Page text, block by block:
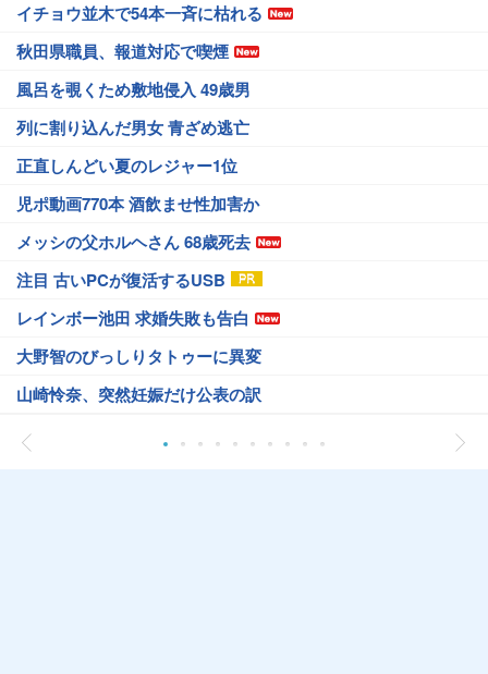
イチョウ並木で54本一斉に枯れる
秋田県職員、報道対応で喫煙
風呂を覗くため敷地侵入 49歳男
列に割り込んだ男女 青ざめ逃亡
正直しんどい夏のレジャー1位
児ポ動画770本 酒飲ませ性加害か
メッシの父ホルヘさん 68歳死去
注目 古いPCが復活するUSB
レインボー池田 求婚失敗も告白
大野智のびっしりタトゥーに異変
山崎怜奈、突然妊娠だけ公表の訳